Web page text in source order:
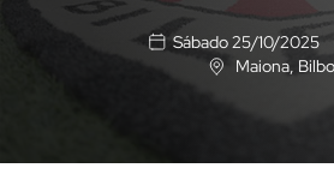
-
Sábado 25/10/2025
U
Maiona , Bilbo